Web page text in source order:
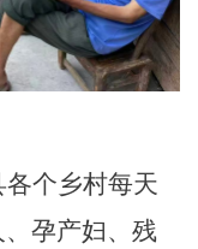
个乡村每天
孕产妇、残